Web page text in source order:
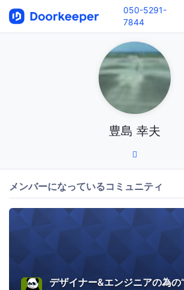
050-5291-
7844
豊島 幸夫
メンバーになっているコミュニティ
デザイナー&エンジニアの為の